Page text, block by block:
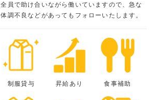
全員で助け合いながら働いていますので、急な
体調不良などがあってもフォローいたします。
制服貸与 昇給あり 食事補助